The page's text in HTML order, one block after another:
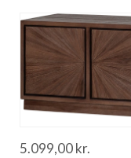
5.099,00kr.